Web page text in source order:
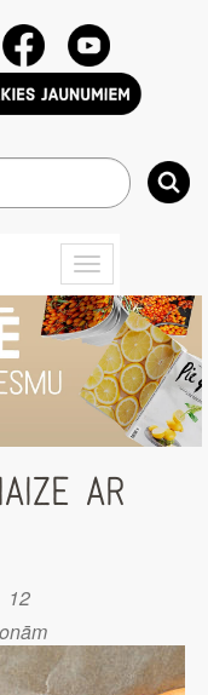
Toggle
navigation
AR
12